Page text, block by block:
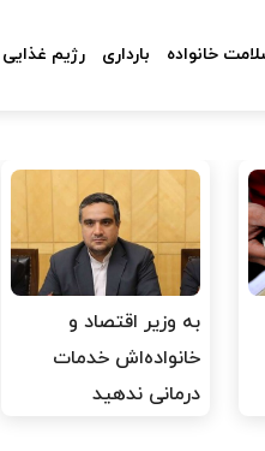
خانواده بارداری رژیم غذایی
به وزیر اقتصاد و
خانواده‌اش خدمات
درمانی ندهید